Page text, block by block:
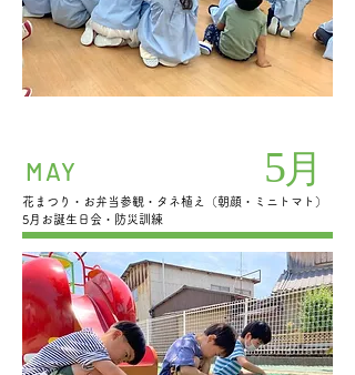
MAY
花まつり・お弁当参観・タネ植え（朝顔・ミニトマト）
5月お誕生日会・防災訓練
5月